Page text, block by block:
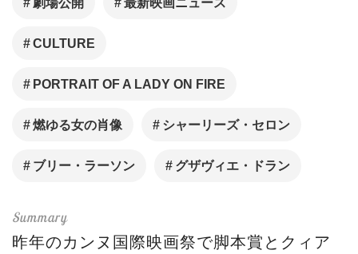
CULTURE
PORTRAIT OF A LADY ON FIRE
燃ゆる女の肖像 シャーリーズ・セロン
ブリー・ラーソン グザヴィエ・ドラン
昨年のカンヌ国際映画祭で脚本賞とクィア